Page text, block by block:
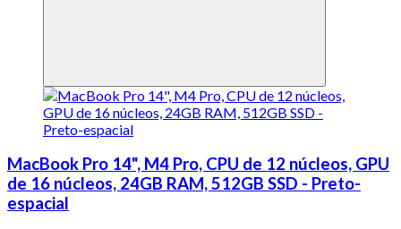
MacBook Pro 14", M4 Pro, CPU de 12 núcleos, GPU
de 16 núcleos, 24GB RAM, 512GB SSD - Preto-
espacial